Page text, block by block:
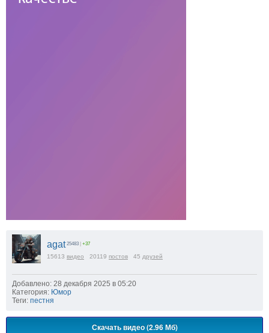
agat 25483 +37
15613 видео 20119 постов 45 друзей
Добавлено: 28 декабря 2025 в 05:20
Категория: Юмор
Теги: пестня
Скачать видео (2.96 Мб)